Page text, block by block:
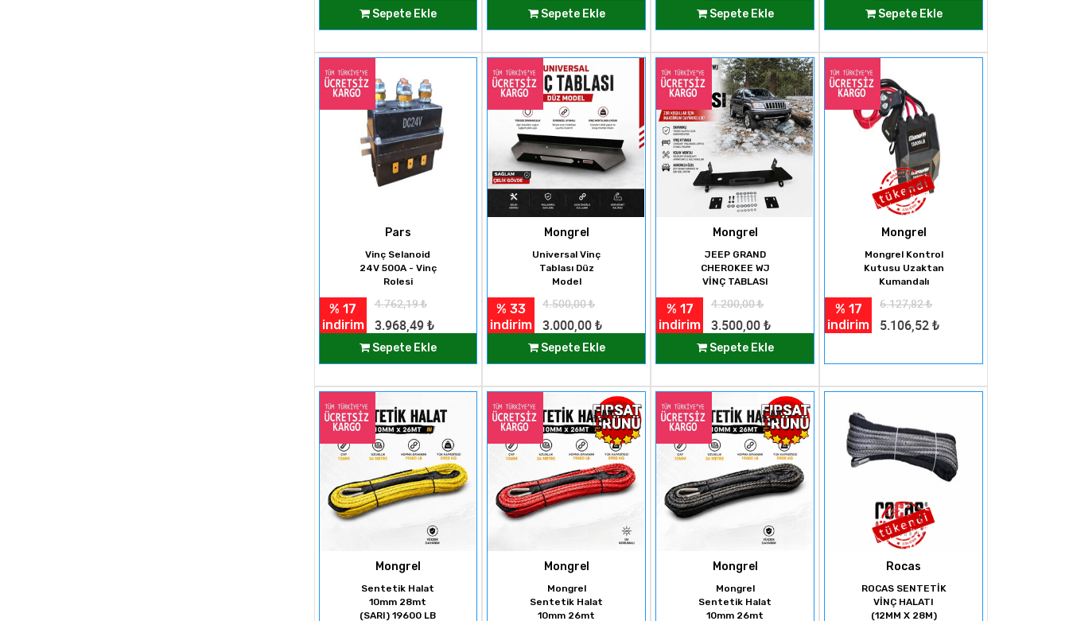
Sepete Ekle Sepete Ekle Sepete Ekle Sepete Ekle
Pars
Vinç Selanoid
24V 500A - Vinç
Rolesi
% 17
indirim
4.762,19₺
3.968,49₺
Sepete Ekle
Mongrel
Universal Vinç
Tablası Düz
Model
% 33
indirim
4.500,00₺
3.000,00 ₺
Sepete Ekle
Mongrel
JEEP GRAND
CHEROKEE WJ
VİNÇ TABLASI
% 17
indirim
4.200,00₺
3.500,00 ₺
Sepete Ekle
Mongrel
Mongrel Kontrol
Kutusu Uzaktan
Kumandalı
% 17
indirim
6.127,82₺
5.106,52 ₺
Mongrel
Sentetik Halat
10mm 28mt
(SARI) 19600 LB
Mongrel
Mongrel
Sentetik Halat
10mm 26mt
Mongrel
Mongrel
Sentetik Halat
10mm 26mt
Rocas
ROCAS SENTETİK
VİNÇ HALATI
(12MM X 28M)